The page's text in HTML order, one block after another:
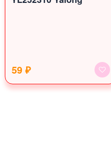
59 ₽